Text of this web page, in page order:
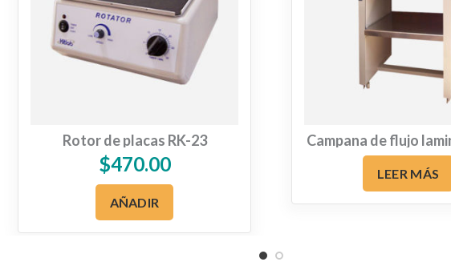
Rotor de placas RK-23
$470.00
AÑADIR
Campana de flujo
LEER MÁS